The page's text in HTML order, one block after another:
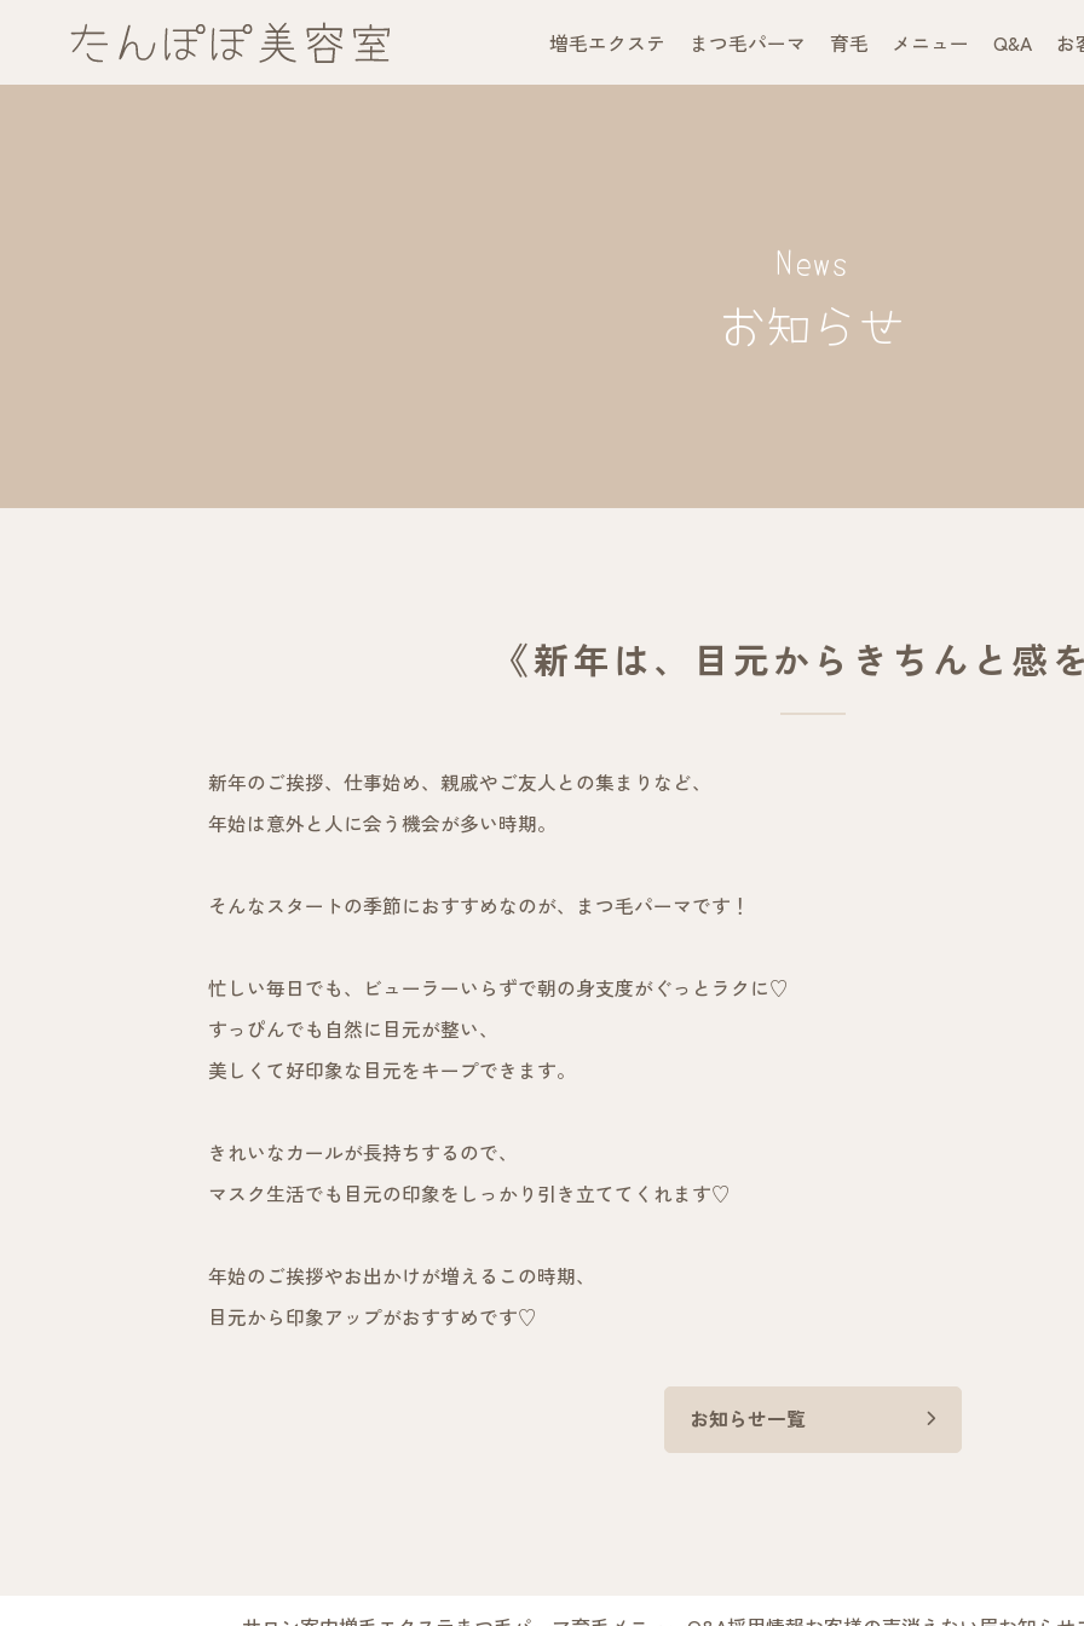
増毛エクステ まつ毛パーマ 育毛 メニュー Q&A お
News
お知らせ
《新年は、目元からきちんと感
新年のご挨拶、仕事始め、親戚やご友人との集まりなど、
年始は意外と人に会う機会が多い時期。
そんなスタートの季節におすすめなのが、まつ毛パーマです！
忙しい毎日でも、ビューラーいらずで朝の身支度がぐっとラクに♡
すっぴんでも自然に目元が整い、
美しくて好印象な目元をキープできます。
きれいなカールが長持ちするので、
マスク生活でも目元の印象をしっかり引き立ててくれます♡
年始のご挨拶やお出かけが増えるこの時期、
目元から印象アップがおすすめです♡
お知らせ一覧